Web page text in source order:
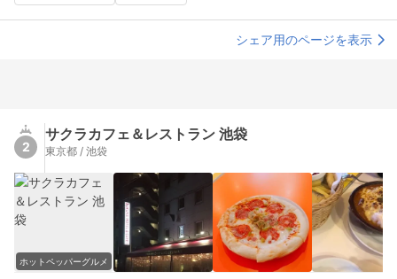
シェア用のページを表示
2
サクラカフェ＆レストラン 池袋
東京都 / 池袋
ホットペッパーグルメ